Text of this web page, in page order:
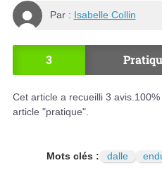
Par : Isabelle Collin
3
Cet article a recueilli 3 avis. 100
article "pratique".
Mots clés : dalle